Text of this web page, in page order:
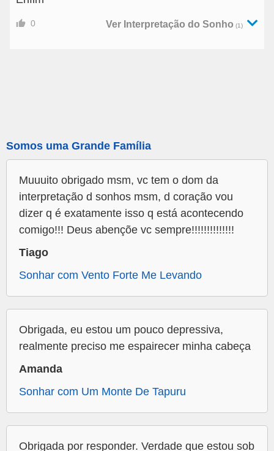
0 Ver Interpretação do Sonho (1)
Somos uma Grande Família
Muuuito obrigado msm, vc tem o dom da
interpretação d sonhos msm, d coração vou
dizer q é exatamente isso q está acontecendo
comigo!!! Deus abençõe vc sempre!!!!!!!!!!!!!!
Tiago
Sonhar com Vento Forte Me Levando
Obrigada, eu estou um pouco depressiva,
realmente preciso me espairecer minha cabeça
Amanda
Sonhar com Um Monte De Tapuru
Obrigada por responder. Verdade que estou sob